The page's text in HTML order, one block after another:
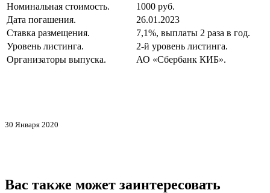
Номинальная стоимость.
1000 руб.
Дата погашения.
26.01.2023
Ставка размещения.
7,1%, выплаты 2 раза в год.
Уровень листинга.
2-й уровень листинга.
Организаторы выпуска.
АО «Сбербанк КИБ».
30 Января 2020
Вас также может заинтересовать